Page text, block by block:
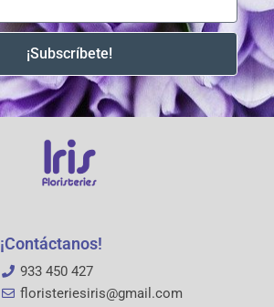
¡Subscríbete!
¡Contáctanos!
933 450 427
floristeriesiris@gmail.com